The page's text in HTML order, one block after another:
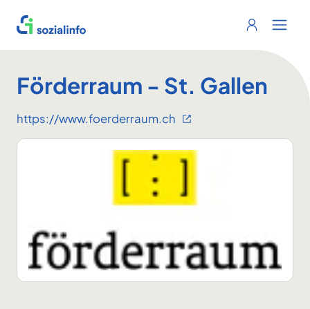
Sozialinfo
Login
Förderraum - St. Gallen
https://www.foerderraum.ch